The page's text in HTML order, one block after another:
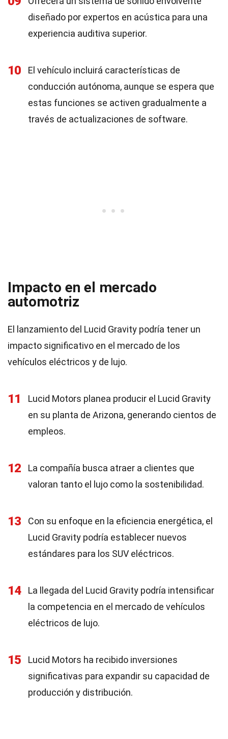
diseñado por expertos en acústica para una
experiencia auditiva superior.
10
El vehículo incluirá características de
conducción autónoma, aunque se espera que
estas funciones se activen gradualmente a
través de actualizaciones de software.
Impacto en el mercado
automotriz
El lanzamiento del Lucid Gravity podría tener un
impacto significativo en el mercado de los
vehículos eléctricos y de lujo.
11
Lucid Motors planea producir el Lucid Gravity
en su planta de Arizona, generando cientos de
empleos.
12
La compañía busca atraer a clientes que
valoran tanto el lujo como la sostenibilidad.
13
Con su enfoque en la eficiencia energética, el
Lucid Gravity podría establecer nuevos
estándares para los SUV eléctricos.
14
La llegada del Lucid Gravity podría intensificar
la competencia en el mercado de vehículos
eléctricos de lujo.
15
Lucid Motors ha recibido inversiones
significativas para expandir su capacidad de
producción y distribución.